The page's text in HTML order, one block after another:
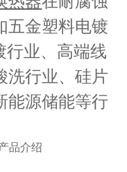
五金塑料电镀
行业、高端线
洗行业、硅片
能源储能等行